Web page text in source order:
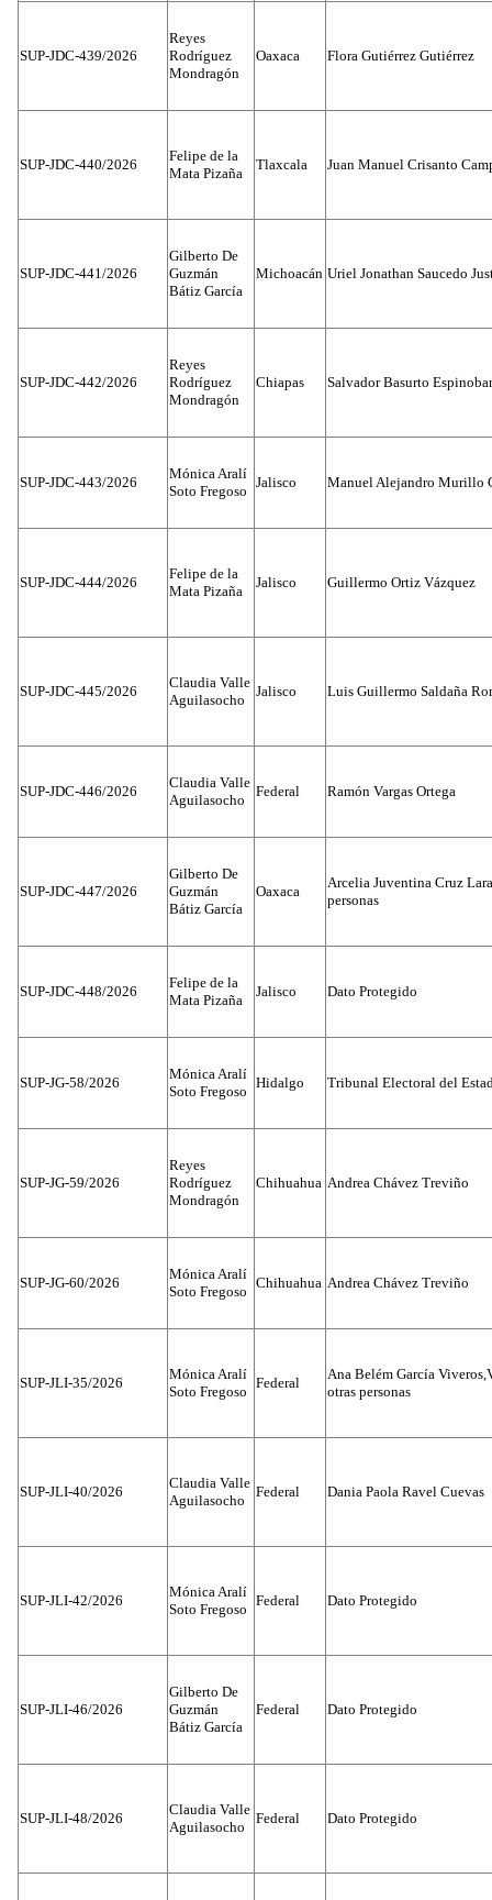
SUP-JDC-439/2026
Reyes
Rodríguez
Mondragón
Oaxaca Flora Gutiérrez Gutiérrez
SUP-JDC-440/2026
Felipe de la
Mata Pizaña
Tlaxcala Juan Manuel Crisanto
SUP-JDC-441/2026
Gilberto De
Guzmán
Bátiz García
Michoacán Uriel Jonathan Saucedo
SUP-JDC-442/2026
Reyes
Rodríguez
Mondragón
Chiapas Salvador Basurto
SUP-JDC-443/2026
Mónica Aralí
Soto Fregoso
Jalisco Manuel Alejandro Murillo
SUP-JDC-444/2026
Felipe de la
Mata Pizaña
Jalisco Guillermo Ortiz Vázquez
SUP-JDC-445/2026
Claudia Valle
Aguilasocho
Jalisco Luis Guillermo Saldaña
SUP-JDC-446/2026
Claudia Valle
Aguilasocho
Federal Ramón Vargas Ortega
SUP-JDC-447/2026
Gilberto De
Guzmán
Bátiz García
Oaxaca
Arcelia Juventina Cruz
personas
SUP-JDC-448/2026
Felipe de la
Mata Pizaña
Jalisco Dato Protegido
SUP-JG-58/2026
Mónica Aralí
Soto Fregoso
Hidalgo Tribunal Electoral del
SUP-JG-59/2026
Reyes
Rodríguez
Mondragón
Chihuahua Andrea Chávez Treviño
SUP-JG-60/2026
Mónica Aralí
Soto Fregoso
Chihuahua Andrea Chávez Treviño
SUP-JLI-35/2026
Mónica Aralí
Soto Fregoso
Federal
Ana Belém García
otras personas
SUP-JLI-40/2026
Claudia Valle
Aguilasocho
Federal Dania Paola Ravel Cuevas
SUP-JLI-42/2026
Mónica Aralí
Soto Fregoso
Federal Dato Protegido
SUP-JLI-46/2026
Gilberto De
Guzmán
Bátiz García
Federal Dato Protegido
SUP-JLI-48/2026
Claudia Valle
Aguilasocho
Federal Dato Protegido